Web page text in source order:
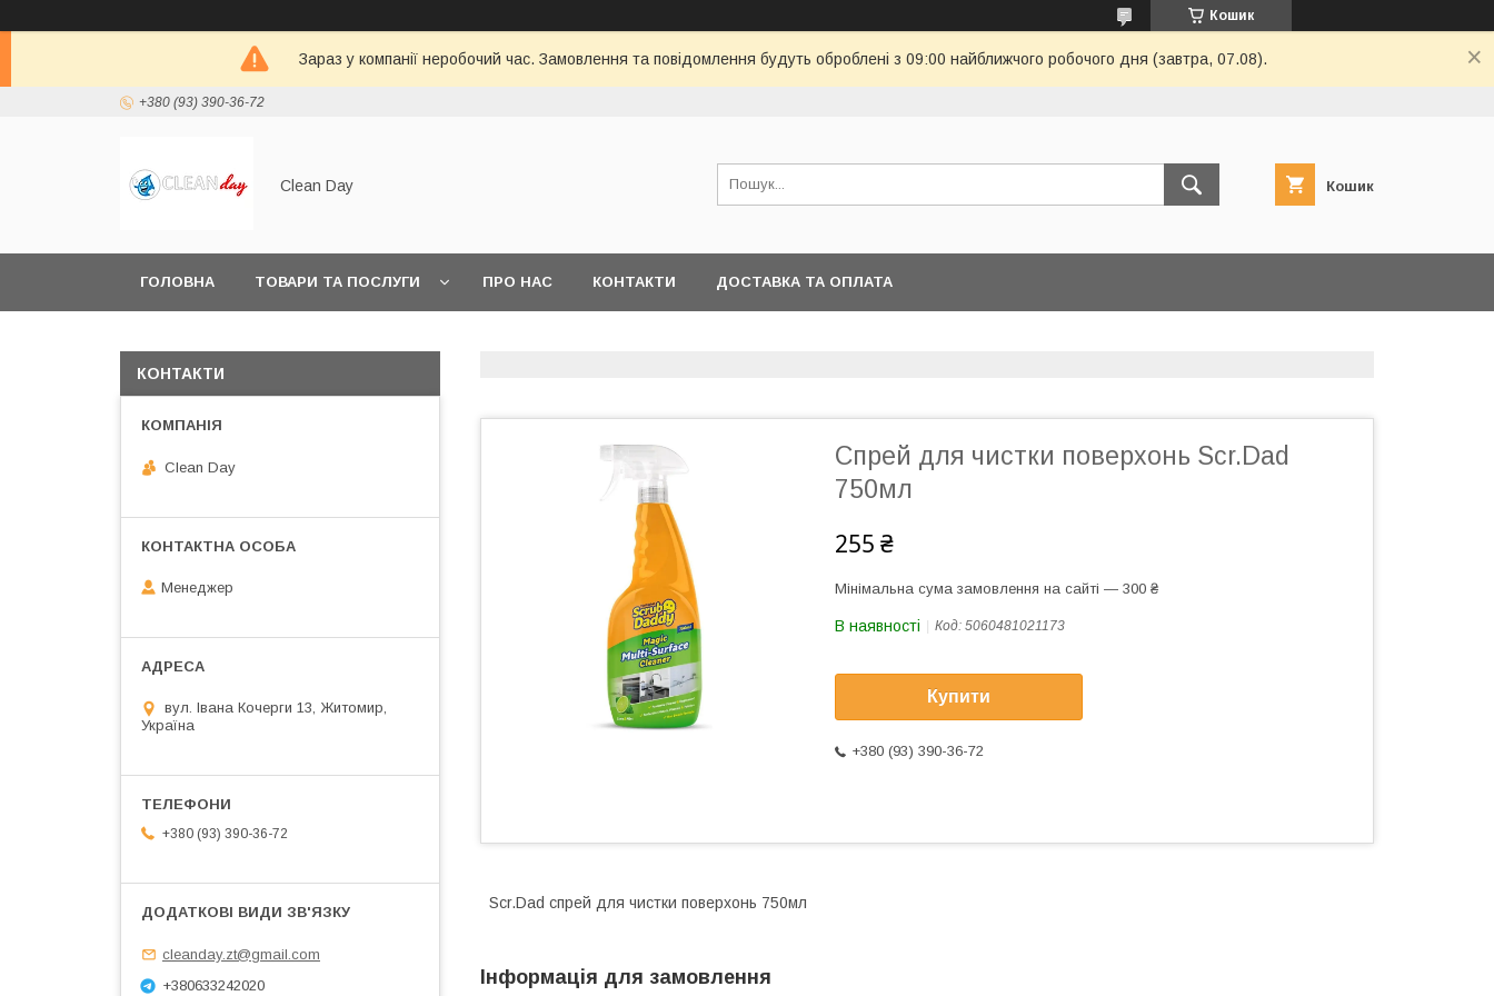
Кошик
Зараз у компанії неробочий час. Замовлення та повідомлення будуть оброблені з 09:00 найближчого робочого дня (завтра, 07.08).
+380 (93) 390-36-72
Clean Day Кошик
ГОЛОВНА ТОВАРИ ТА ПОСЛУГИ ПРО НАС КОНТАКТИ ДОСТАВКА ТА ОПЛАТА
Спрей для чистки поверхонь Scr.Dad
750мл
255 ₴
Мінімальна сума замовлення на сайті — 300 ₴
В наявності Код: 5060481021173
Купити
+380 (93) 390-36-72
Scr.Dad спрей для чистки поверхонь 750мл
Інформація для замовлення
КОНТАКТИ
Clean Day
Менеджер
вул. Івана Кочерги 13, Житомир,
Україна
+380 (93) 390-36-72
cleanday.zt@gmail.com
+380633242020